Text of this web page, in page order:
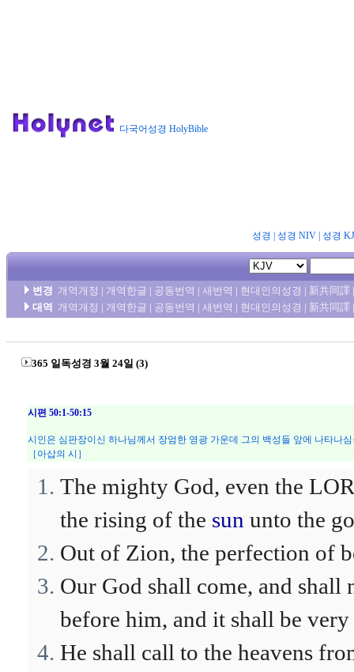
다국어성경 HolyBible
성경 성경 NIV| 성경
변경 개역개정 | 개역한글 | 공동번역 | 새번역 | 현대인의성경 | 新共同譯
대역
개역개정 | 개역한글 | 공동번역 | 새번역 | 현대인의성경 | 新共同譯
365 일독성경 3월 24일 (3)
시편 50:1-50:15
시인은 심판장이신 하나님께서 장엄한 영광 가운데 그의 백성들 앞에 나타나
［아삽의 시］
The mighty God, even the
the rising of the sun unto the
Out of Zion, the perfection of
Our God shall come, and shall
before him, and it shall be
He shall call to the heavens